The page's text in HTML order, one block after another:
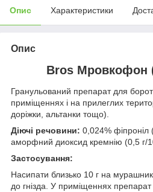
Опис Характеристики
Опис
Bros Мровкофон
Гранульований препарат для
приміщеннях і на прилеглих
доріжки, альтанки тощо).
Діючі речовини: 0,024% фіпроніл
аморфний диоксид кремнію (0,5 г/
Застосування:
Насипати близько 10 г на
до гнізда. У приміщеннях